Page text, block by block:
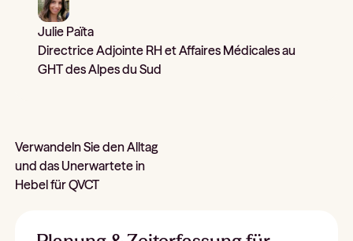
Julie Païta
Directrice Adjointe RH et Affaires Médicales au
GHT des Alpes du Sud
Verwandeln Sie den Alltag
und das Unerwartete in
Hebel für QVCT